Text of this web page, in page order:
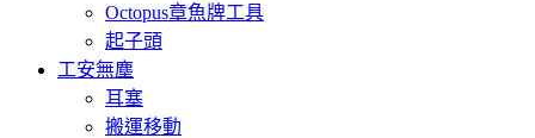
Octopus章魚牌工具
起子頭
工安無塵
耳塞
搬運移動